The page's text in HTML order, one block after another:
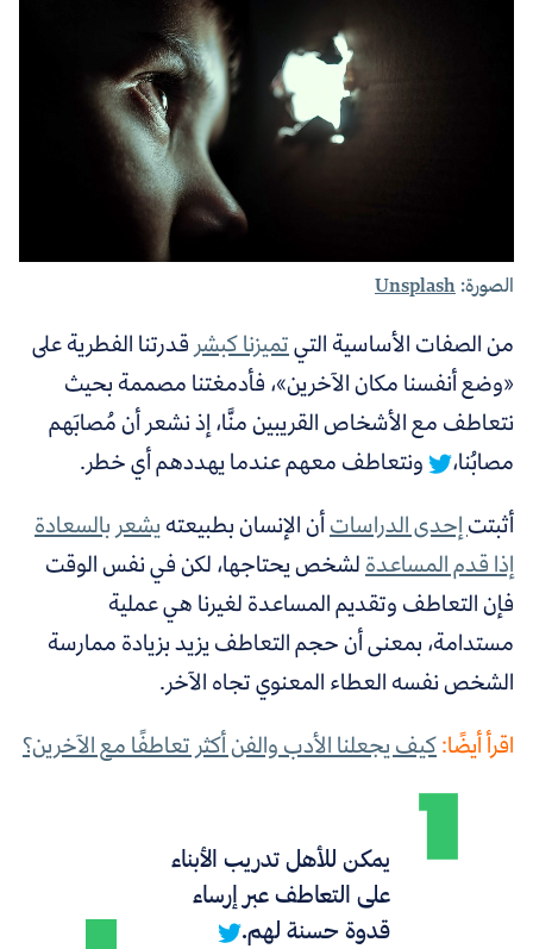
الصورة:Unsplash
من الصفات الأساسية التيتميزنا كبشرقدرتنا الفطرية على
«وضع أنفسنا مكان الآخرين»،فأدمغتنا مصممة بحيث
نتعاطف مع الأشخاص القريبين منَّا، إذ نشعر أن مُصابَهم
مصابُنا،
ونتعاطف معهم عندما يهددهم أي خطر.
أثبتتإحدى الدراساتأن الإنسان بطبيعتهيشعر بالسعادة
إذا قدم المساعدةلشخص يحتاجها، لكن في نفس الوقت
فإن التعاطف وتقديم المساعدة لغيرنا هي عملية
مستدامة، بمعنى أن حجم التعاطف يزيد بزيادة ممارسة
الشخص نفسه العطاء المعنوي تجاه الآخر.
اقرأ أيضًا:كيف يجعلنا الأدب والفن أكثر تعاطفًا مع الآخرين؟
يمكن للأهل تدريب الأبناء
على التعاطف عبر إرساء
قدوة حسنة لهم.